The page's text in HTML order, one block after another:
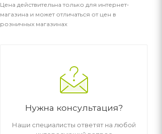
Цена действительна только для интернет-
магазина и может отличаться от цен в
розничных магазинах
Нужна консультация?
Наши специалисты ответят на любой